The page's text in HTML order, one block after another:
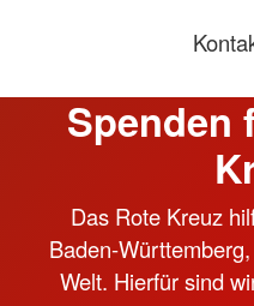
Spenden
Das Rote Kreuz
Baden-
Welt. Hierfür sind